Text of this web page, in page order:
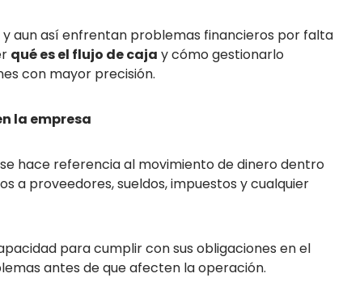
aun así enfrentan problemas financieros por falta
qué es el flujo de caja y cómo gestionarlo
con mayor precisión.
la empresa
hace referencia al movimiento de dinero dentro
a proveedores, sueldos, impuestos y cualquier
para cumplir con sus obligaciones en el
antes de que afecten la operación.